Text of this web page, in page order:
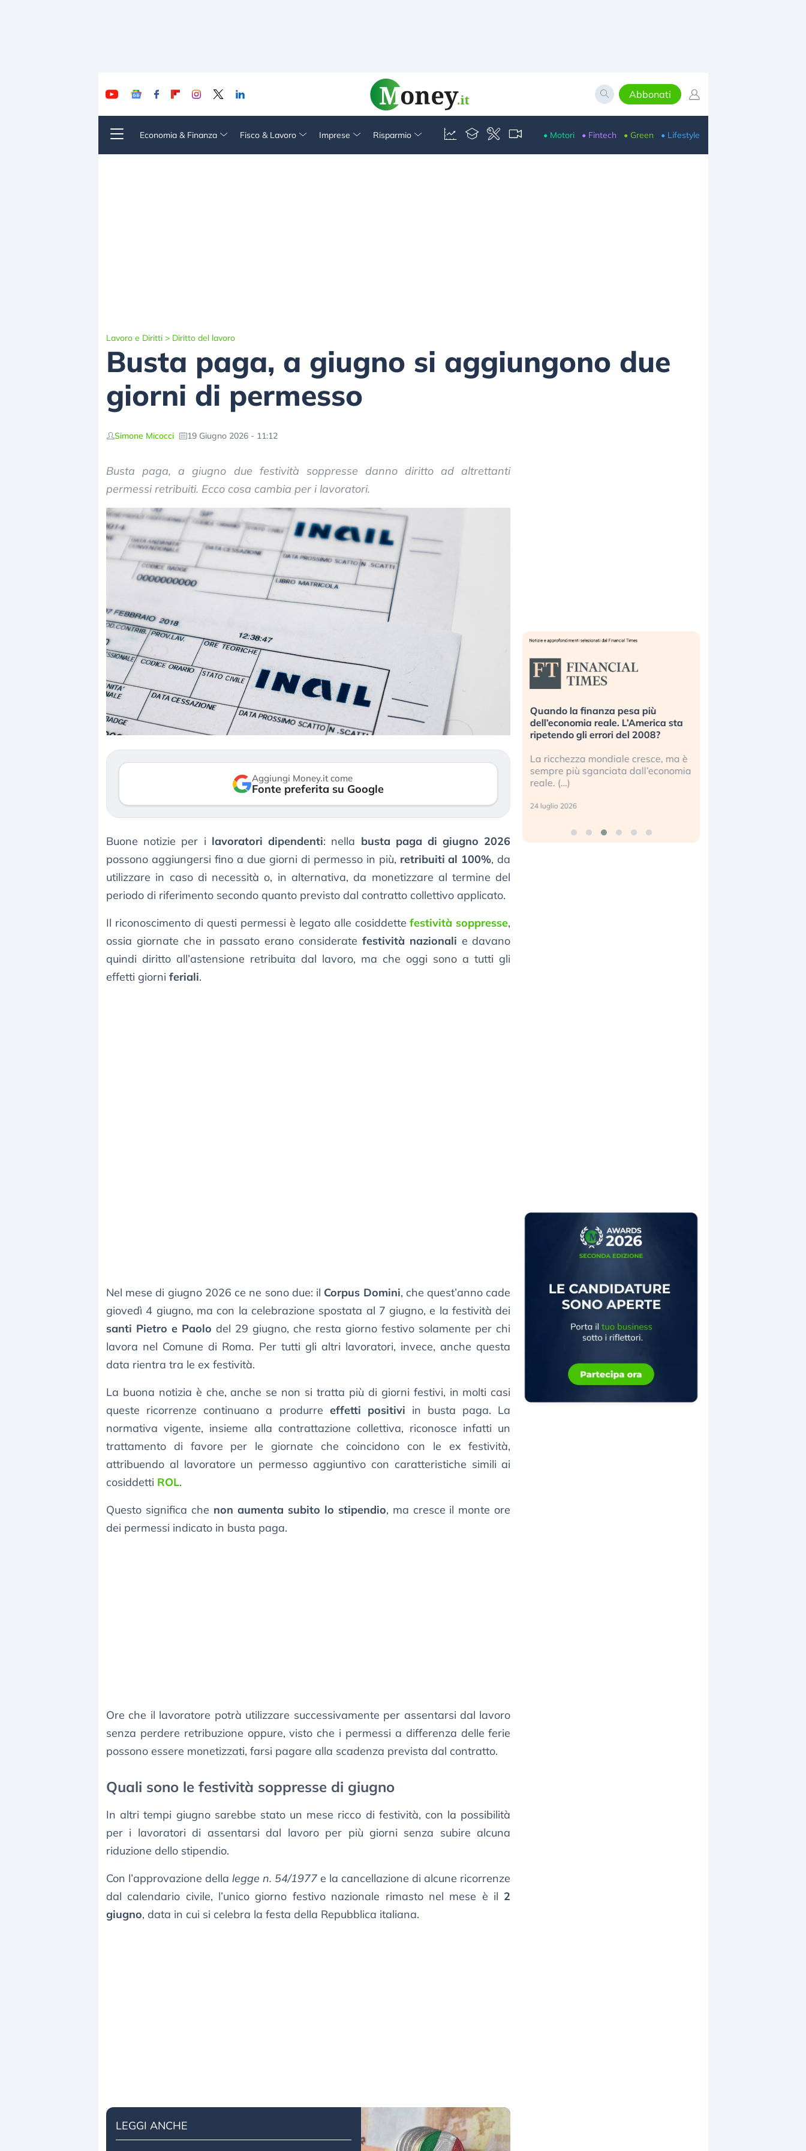
Abbonati
Economia & Finanza Fisco & Lavoro Imprese Risparmio • Motori • Fintech • Green • Lifestyle
Lavoro e Diritti > Diritto del lavoro
Busta paga, a giugno si aggiungono due
giorni di permesso
Simone Micocci 19 Giugno 2026 - 11:12
Busta paga, a giugno due festività soppresse danno diritto ad altrettanti
permessi retribuiti. Ecco cosa cambia per i lavoratori.
Aggiungi Money.it come
Fonte preferita su Google
Buone notizie per i lavoratori dipendenti: nella busta paga di giugno 2026
possono aggiungersi fino a due giorni di permesso in più, retribuiti al 100%, da
utilizzare in caso di necessità o, in alternativa, da monetizzare al termine del
periodo di riferimento secondo quanto previsto dal contratto collettivo applicato.
Il riconoscimento di questi permessi è legato alle cosiddettefestività soppresse,
ossia giornate che in passato erano considerate festività nazionali e davano
quindi diritto all’astensione retribuita dal lavoro, ma che oggi sono a tutti gli
effetti giorni feriali.
Nel mese di giugno 2026 ce ne sono due: il Corpus Domini, che quest’anno cade
giovedì 4 giugno, ma con la celebrazione spostata al 7 giugno, e la festività dei
santi Pietro e Paolo del 29 giugno, che resta giorno festivo solamente per chi
lavora nel Comune di Roma. Per tutti gli altri lavoratori, invece, anche questa
data rientra tra le ex festività.
La buona notizia è che, anche se non si tratta più di giorni festivi, in molti casi
queste ricorrenze continuano a produrre effetti positivi in busta paga. La
normativa vigente, insieme alla contrattazione collettiva, riconosce infatti un
trattamento di favore per le giornate che coincidono con le ex festività,
attribuendo al lavoratore un permesso aggiuntivo con caratteristiche simili ai
cosiddetti ROL.
Questo significa che non aumenta subito lo stipendio, ma cresce il monte ore
dei permessi indicato in busta paga.
Ore che il lavoratore potrà utilizzare successivamente per assentarsi dal lavoro
senza perdere retribuzione oppure, visto che i permessi a differenza delle ferie
possono essere monetizzati, farsi pagare alla scadenza prevista dal contratto.
Quali sono le festività soppresse di giugno
In altri tempi giugno sarebbe stato un mese ricco di festività, con la possibilità
per i lavoratori di assentarsi dal lavoro per più giorni senza subire alcuna
riduzione dello stipendio.
Con l’approvazione dellalegge n. 54/1977 e la cancellazione di alcune ricorrenze
dal calendario civile, l’unico giorno festivo nazionale rimasto nel mese è il 2
giugno, data in cui si celebra la festa della Repubblica italiana.
LEGGI ANCHE
Dalle valutazioni estreme alla
correzione. Cosa sta guidando il
repricing degli asset?
3 agosto 2026
«La mia vita è rovinata». Investitori
in preda al panico dopo lo scoppio
della bolla AI
Kospi, mentre gli investitori retail (…)
30 luglio 2026
Quando la finanza pesa più
dell’economia reale. L’America sta
ripetendo gli errori del 2008?
La ricchezza mondiale cresce, ma è
sempre più sganciata dall’economia
reale. (…)
24 luglio 2026